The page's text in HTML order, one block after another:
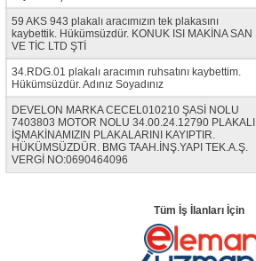
59 AKS 943 plakalı aracımızın tek plakasını
kaybettik. Hükümsüzdür. KONUK ISI MAKİNA SAN
VE TİC LTD ŞTİ
34.RDG.01 plakalı aracımın ruhsatını kaybettim.
Hükümsüzdür. Adınız Soyadınız
DEVELON MARKA CECEL010210 ŞASİ NOLU
7403803 MOTOR NOLU 34.00.24.12790 PLAKALI
İŞMAKİNAMIZIN PLAKALARINI KAYIPTIR.
HÜKÜMSÜZDÜR. BMG TAAH.İNŞ.YAPI TEK.A.Ş.
VERGİ NO:0690464096
Tüm İş İlanları İçin